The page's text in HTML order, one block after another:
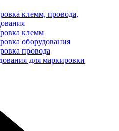
клемм, провода,
клемм
оборудования
провода
для маркировки